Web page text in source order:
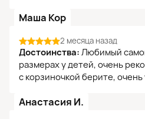
Маша Кор
2 месяца назад
Достоинства: Любимый
размерах у детей, очень
с корзиночкой берите,
Анастасия И.